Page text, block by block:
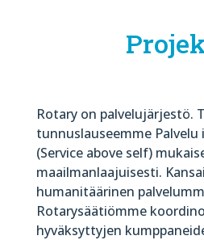
Rotary on palvelujärjestö.
tunnuslauseemme Palvelu
(Service above self)
maailmanlaajuisesti.
humanitäärinen
Rotarysäätiömme
hyväksyttyjen